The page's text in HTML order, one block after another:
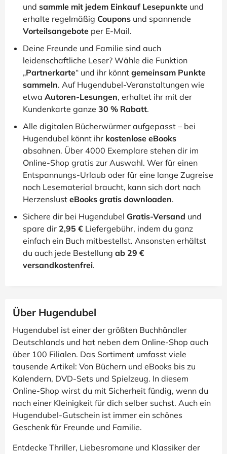
und sammle mit jedem Einkauf Lesepunkte und
erhalte regelmäßig Coupons und spannende
Vorteilsangebote per E-Mail.
Deine Freunde und Familie sind auch
leidenschaftliche Leser? Wähle die Funktion
„Partnerkarte“ und ihr könnt gemeinsam Punkte
sammeln. Auf Hugendubel-Veranstaltungen wie
etwa Autoren-Lesungen, erhaltet ihr mit der
Kundenkarte ganze 30 % Rabatt.
Alle digitalen Bücherwürmer aufgepasst – bei
Hugendubel könnt ihr kostenlose eBooks
absahnen. Über 4000 Exemplare stehen dir im
Online-Shop gratis zur Auswahl. Wer für einen
Entspannungs-Urlaub oder für eine lange Zugreise
noch Lesematerial braucht, kann sich dort nach
Herzenslust eBooks gratis downloaden.
Sichere dir bei Hugendubel Gratis-Versand und
spare dir 2,95 € Liefergebühr, indem du ganz
einfach ein Buch mitbestellst. Ansonsten erhältst
du auch jede Bestellung ab 29 €
versandkostenfrei.
Über Hugendubel
Hugendubel ist einer der größten Buchhändler
Deutschlands und hat neben dem Online-Shop auch
über 100 Filialen. Das Sortiment umfasst viele
tausende Artikel: Von Büchern und eBooks bis zu
Kalendern, DVD-Sets und Spielzeug. In diesem
Online-Shop wirst du mit Sicherheit fündig, wenn du
nach einer Kleinigkeit für dich selber suchst. Auch ein
Hugendubel-Gutschein ist immer ein schönes
Geschenk für Freunde und Familie.
Entdecke Thriller, Liebesromane und Klassiker der